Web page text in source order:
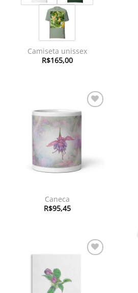
Camiseta unissex
R$165,00
Adicionar
à lista de
desejos
Caneca
R$95,45